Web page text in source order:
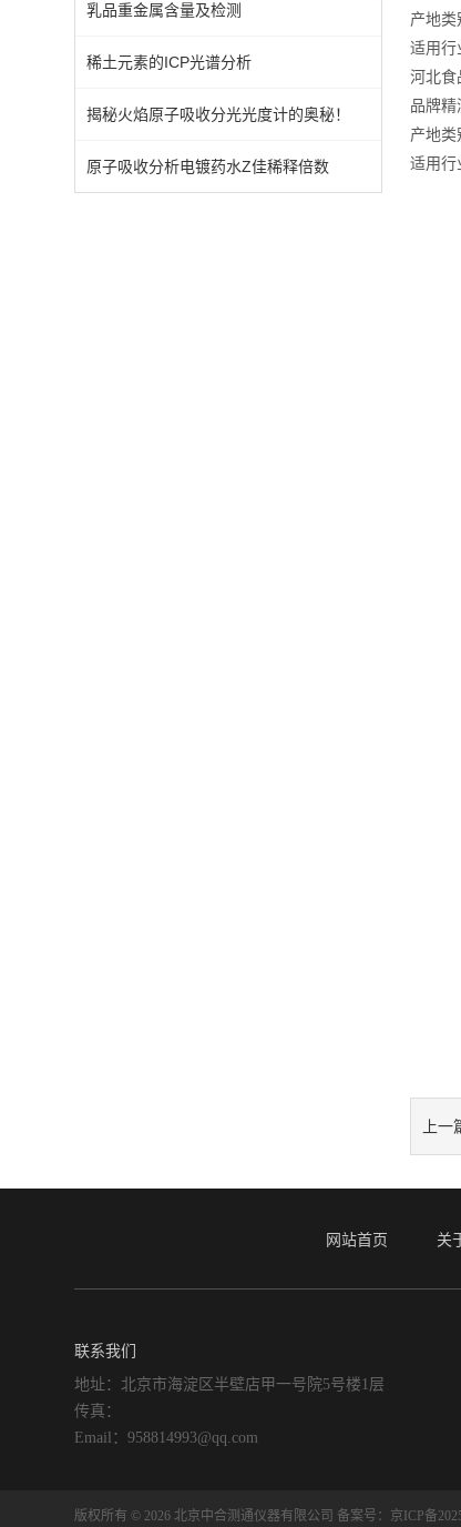
乳品重金属含量及检测
稀土元素的ICP光谱分析
揭秘火焰原子吸收分光光度计的奥秘！
原子吸收分析电镀药水Z佳稀释倍数
产地类
适用行
河北食
品牌精
产地类
适用行
上一
网站首页 关
联系我们
地址：北京市海淀区半壁店甲一号院5号楼1层
传真：
Email：958814993@qq.com
版权所有 © 2026 北京中合测通仪器有限公司 备案号：京ICP备